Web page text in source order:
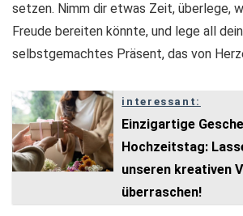
setzen. Nimm dir etwas Zeit, überlege,
Freude bereiten könnte, und lege all
selbstgemachtes Präsent, das von
interessant:
Einzigartige
Hochzeitstag:
unseren kreativen
überraschen!